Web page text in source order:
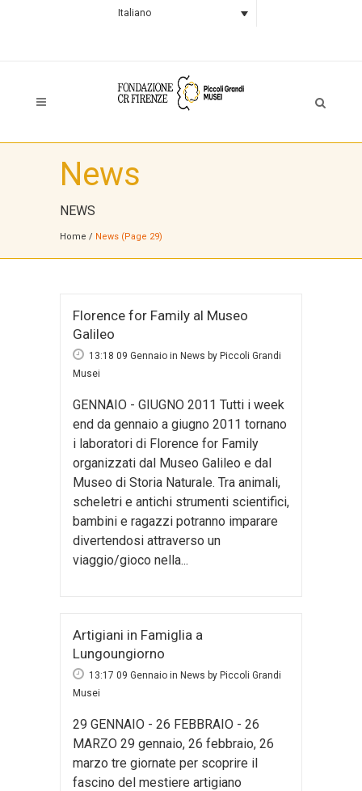
Italiano
News
NEWS
Home / News (Page 29)
Florence for Family al Museo
Galileo
13:18 09 Gennaio in News by Piccoli Grandi
Musei
GENNAIO - GIUGNO 2011 Tutti i week
end da gennaio a giugno 2011 tornano
i laboratori di Florence for Family
organizzati dal Museo Galileo e dal
Museo di Storia Naturale. Tra animali,
scheletri e antichi strumenti scientifici,
bambini e ragazzi potranno imparare
divertendosi attraverso un
viaggio/gioco nella...
Artigiani in Famiglia a
Lungoungiorno
13:17 09 Gennaio in News by Piccoli Grandi
Musei
29 GENNAIO - 26 FEBBRAIO - 26
MARZO 29 gennaio, 26 febbraio, 26
marzo tre giornate per scoprire il
fascino del mestiere artigiano